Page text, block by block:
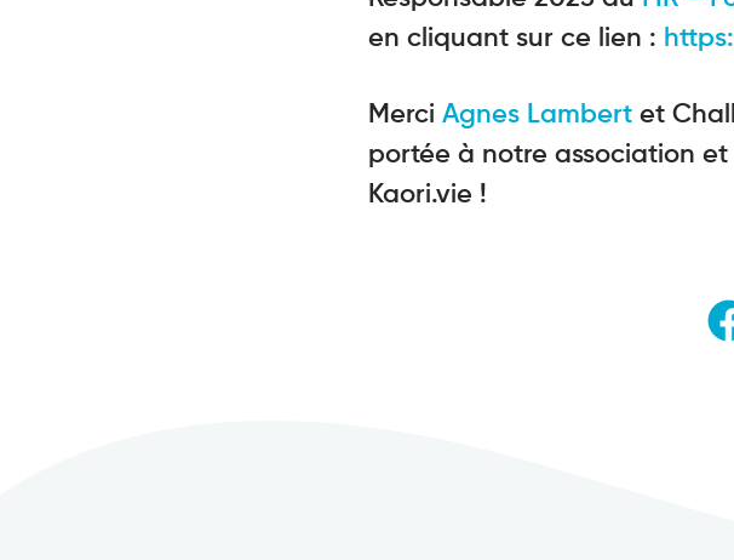
en cliquant sur ce lien :
Merci Agnes Lambert et
portée à notre association
Kaori.vie !